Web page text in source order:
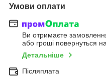
Умови оплати
Ви отримаєте
або гроші повернуться
Детальніше
Післяплата